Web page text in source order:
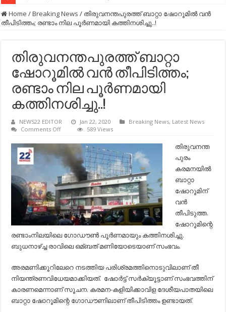
Home /Breaking News / തിരുവനന്തപുരത്ത് ബാറ്റാ ഷോറൂമില്‍ വന്‍
തീപിടിത്തം; രണ്ടാം നില പൂര്‍ണമായി കത്തിനശിച്ചു..!
തിരുവനന്തപുരത്ത് ബാറ്റാ
ഷോറൂമില്‍ വന്‍ തീപിടിത്തം;
രണ്ടാം നില പൂര്‍ണമായി
കത്തിനശിച്ചു..!
NEWS22 EDITOR Jan 22, 2020 Breaking News, Latest News
Comments Offon
ബാറ്റാ
ഷോറൂമില്‍
വന്‍
തീപിടിത്തം;
രണ്ടാം
നില
പൂര്‍ണമായി
കത്തിനശിച്ചു..!
589 Views
തിരുവനന്ത
പുരം
കരമനയില്‍
ബാറ്റാ
ഷോറൂമിന്
വന്‍
തീപിടുത്ത.
ഷോറൂമിന്റെ
രണ്ടാംനിലയിലെ ഗോഡൗണ്‍ പൂര്‍ണമായും കത്തിനശിച്ചു.
ബുധനാഴ്ച്ച രാവിലെ ഒമ്ബത് മണിയോടെയാണ് സംഭവം.
അരമണിക്കൂറിലേറെ നടത്തിയ പരിശ്രമത്തിനൊടുവിലാണ് തീ
നിയന്ത്രണവിധേയമാക്കിയത്. ഷോര്‍ട്ട് സര്‍ക്യൂട്ടാണ് സംഭവത്തിന്
കാരണമെന്നാണ് സൂചന. കരമന-കളിയിക്കാവിള ദേശീയപാതയിലെ
ബാറ്റാ ഷോറൂമിന്റെ ഗോഡൗണിലാണ് തീപിടിത്തം ഉണ്ടായത്.